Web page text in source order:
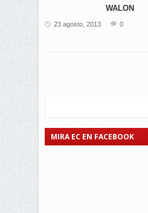
WALON
23 agosto, 2013 0
MIRA EC EN FACEBOOK